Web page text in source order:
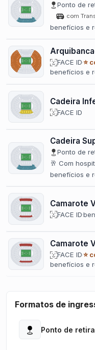
Ponto de
com
benefícios e
FACE ID⭐
benefícios e
Cadeira
FACE ID
Cadeira
Ponto de
🥂 Com
benefícios e
Camarote
FACE ID
Camarote
FACE ID⭐
benefícios e
Formatos de
Ponto de
Open